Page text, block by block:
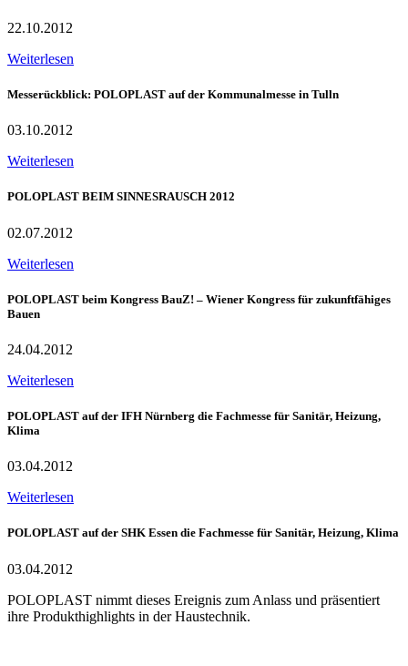
22.10.2012
Weiterlesen
Messerückblick: POLOPLAST auf der Kommunalmesse in Tulln
03.10.2012
Weiterlesen
POLOPLAST BEIM SINNESRAUSCH 2012
02.07.2012
Weiterlesen
POLOPLAST beim Kongress BauZ! – Wiener Kongress für zukunftfähiges
Bauen
24.04.2012
Weiterlesen
POLOPLAST auf der IFH Nürnberg die Fachmesse für Sanitär, Heizung,
Klima
03.04.2012
Weiterlesen
POLOPLAST auf der SHK Essen die Fachmesse für Sanitär, Heizung, Klima
03.04.2012
POLOPLAST nimmt dieses Ereignis zum Anlass und präsentiert
ihre Produkthighlights in der Haustechnik.